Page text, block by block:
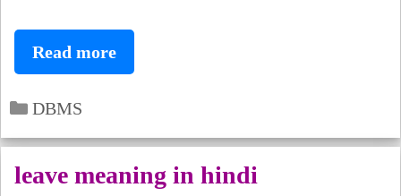
Read moreDifference
Between
System
Categories
DBMS
leave meaning in hindi